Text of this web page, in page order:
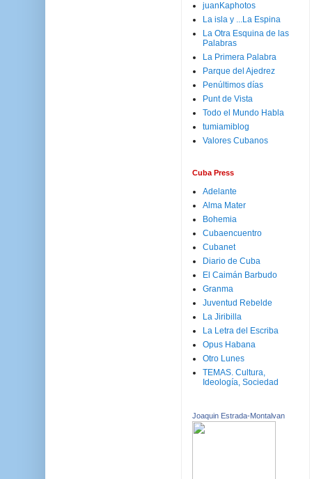
juanKaphotos
La isla y ...La Espina
La Otra Esquina de las
Palabras
La Primera Palabra
Parque del Ajedrez
Penúltimos días
Punt de Vista
Todo el Mundo Habla
tumiamiblog
Valores Cubanos
Cuba Press
Adelante
Alma Mater
Bohemia
Cubaencuentro
Cubanet
Diario de Cuba
El Caimán Barbudo
Granma
Juventud Rebelde
La Jiribilla
La Letra del Escriba
Opus Habana
Otro Lunes
TEMAS. Cultura,
Ideología, Sociedad
Joaquin Estrada-Montalvan